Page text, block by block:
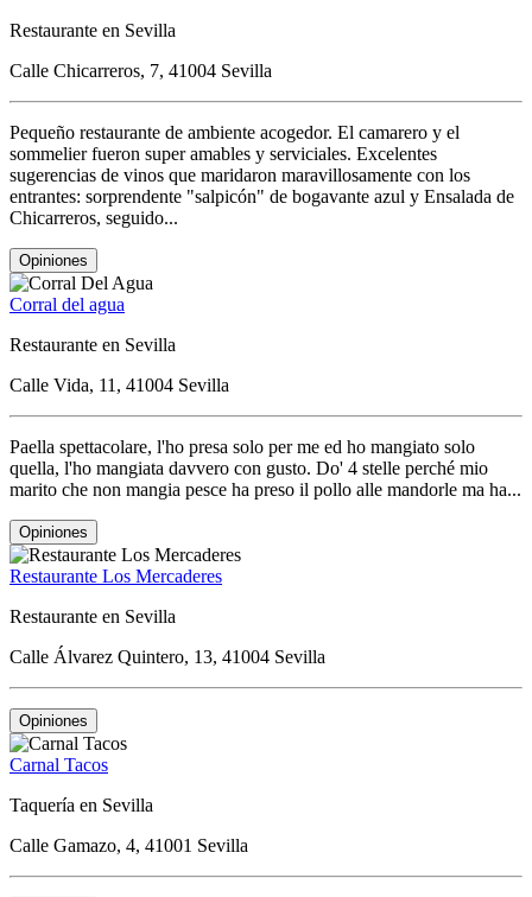
Restaurante en Sevilla
Calle Chicarreros, 7, 41004 Sevilla
Pequeño restaurante de ambiente acogedor. El camarero y el
sommelier fueron super amables y serviciales. Excelentes
sugerencias de vinos que maridaron maravillosamente con los
entrantes: sorprendente "salpicón" de bogavante azul y Ensalada de
Chicarreros, seguido...
Opiniones
Corral del agua
Restaurante en Sevilla
Calle Vida, 11, 41004 Sevilla
Paella spettacolare, l'ho presa solo per me ed ho mangiato solo
quella, l'ho mangiata davvero con gusto. Do' 4 stelle perché mio
marito che non mangia pesce ha preso il pollo alle mandorle ma ha...
Opiniones
Restaurante Los Mercaderes
Restaurante en Sevilla
Calle Álvarez Quintero, 13, 41004 Sevilla
Opiniones
Carnal Tacos
Taquería en Sevilla
Calle Gamazo, 4, 41001 Sevilla